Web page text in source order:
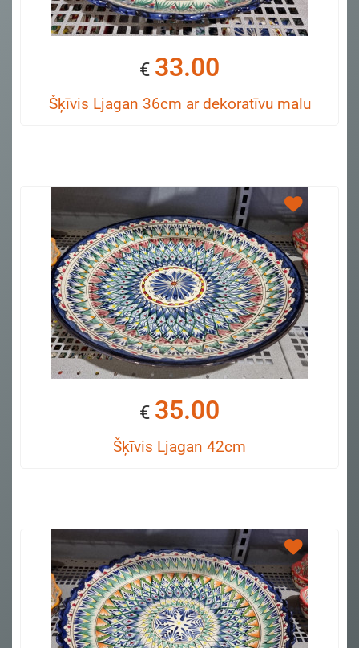
€ 33.00
Šķīvis Ljagan 36cm ar dekoratīvu malu
€ 35.00
Šķīvis Ljagan 42cm